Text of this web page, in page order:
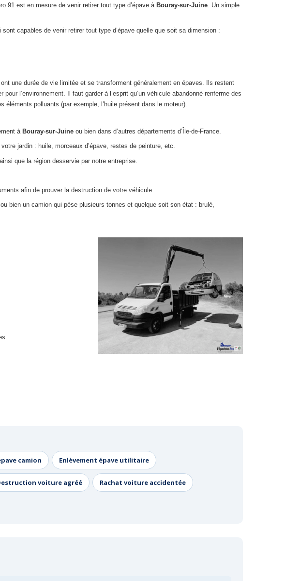
91 est en mesure de venir retirer tout type d’épave à Bouray-sur-Juine. Un simple
capables de venir retirer tout type d’épave quelle que soit sa dimension :
une durée de vie limitée et se transforment généralement en épaves. Ils restent
l’environnement. Il faut garder à l’esprit qu’un véhicule abandonné renferme des
polluants (par exemple, l’huile présent dans le moteur).
à Bouray-sur-Juine ou bien dans d’autres départements d’Île-de-France.
jardin : huile, morceaux d’épave, restes de peinture, etc.
que la région desservie par notre entreprise.
afin de prouver la destruction de votre véhicule.
bien un camion qui pèse plusieurs tonnes et quelque soit son état : brulé,
camion Enlèvement épave utilitaire
voiture agréé Rachat voiture accidentée